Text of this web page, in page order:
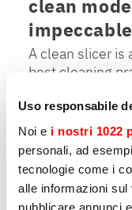
Uso responsabile
Noi e i nostri 1022
personali, ad
tecnologie come i
alle informazioni
pubblicare annunci
clean
A clean slicer is
best cleaning
31º MARZO 2023